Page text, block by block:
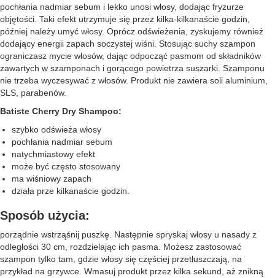
pochłania nadmiar sebum i lekko unosi włosy, dodając fryzurze
objętości. Taki efekt utrzymuje się przez kilka-kilkanaście godzin,
później należy umyć włosy. Oprócz odświeżenia, zyskujemy również
dodający energii zapach soczystej wiśni. Stosując suchy szampon
ograniczasz mycie włosów, dając odpocząć pasmom od składników
zawartych w szamponach i gorącego powietrza suszarki. Szamponu
nie trzeba wyczesywać z włosów. Produkt nie zawiera soli aluminium,
SLS, parabenów.
Batiste Cherry Dry Shampoo:
szybko odświeża włosy
pochłania nadmiar sebum
natychmiastowy efekt
może być często stosowany
ma wiśniowy zapach
działa prze kilkanaście godzin.
Sposób użycia:
porządnie wstrząśnij puszkę. Następnie spryskaj włosy u nasady z
odległości 30 cm, rozdzielając ich pasma. Możesz zastosować
szampon tylko tam, gdzie włosy się częściej przetłuszczają, na
przykład na grzywce. Wmasuj produkt przez kilka sekund, aż znikną